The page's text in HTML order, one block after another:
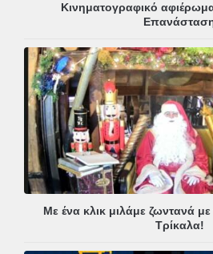
Κινηματογραφικό
Με ένα κλικ μιλάμε ζωντανά
Τρίκαλα!